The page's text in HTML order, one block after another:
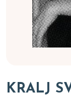
KRALJ